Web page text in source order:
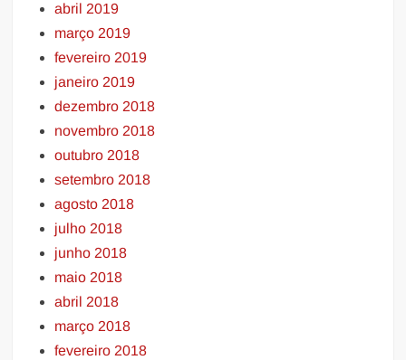
abril 2019
março 2019
fevereiro 2019
janeiro 2019
dezembro 2018
novembro 2018
outubro 2018
setembro 2018
agosto 2018
julho 2018
junho 2018
maio 2018
abril 2018
março 2018
fevereiro 2018